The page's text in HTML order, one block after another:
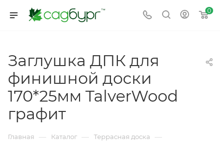
0
Заглушка ДПК для
финишной доски
170*25мм TalverWood
графит
Главная — Каталог — Террасная доска —